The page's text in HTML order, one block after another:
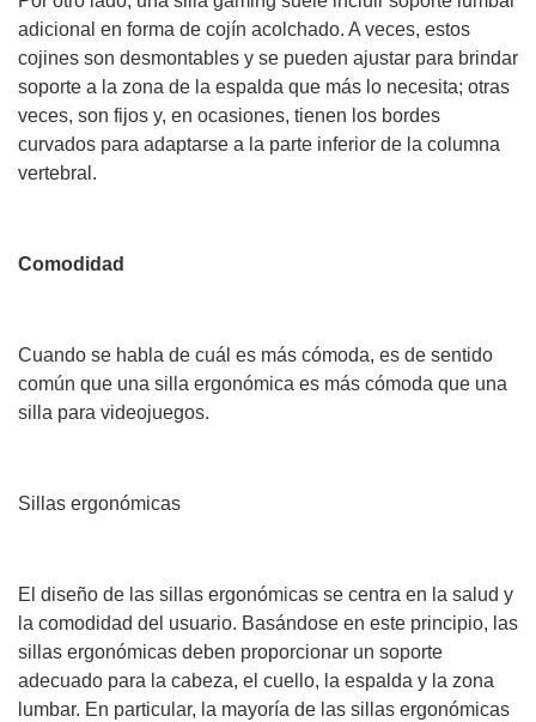
adicional en forma de cojín acolchado. A veces, estos
cojines son desmontables y se pueden ajustar para brindar
soporte a la zona de la espalda que más lo necesita; otras
veces, son fijos y, en ocasiones, tienen los bordes
curvados para adaptarse a la parte inferior de la columna
vertebral.
Comodidad
Cuando se habla de cuál es más cómoda, es de sentido
común que una silla ergonómica es más cómoda que una
silla para videojuegos.
Sillas ergonómicas
El diseño de las sillas ergonómicas se centra en la salud y
la comodidad del usuario. Basándose en este principio, las
sillas ergonómicas deben proporcionar un soporte
adecuado para la cabeza, el cuello, la espalda y la zona
lumbar. En particular, la mayoría de las sillas ergonómicas